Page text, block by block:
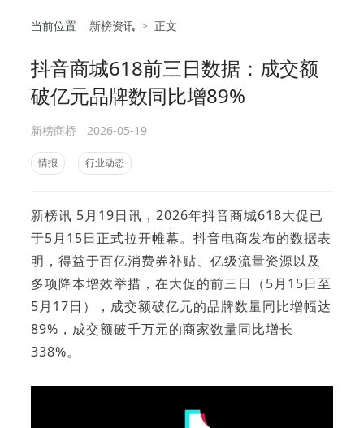
当前位置 新榜资讯 > 正文
抖音商城618前三日数据：成交额
破亿元品牌数同比增89%
新榜商桥 2026-05-19
情报 行业动态
新榜讯 5月19日讯，2026年抖音商城618大促已
于5月15日正式拉开帷幕。抖音电商发布的数据表
明，得益于百亿消费券补贴、亿级流量资源以及
多项降本增效举措，在大促的前三日（5月15日至
5月17日），成交额破亿元的品牌数量同比增幅达
89%，成交额破千万元的商家数量同比增长
338%。